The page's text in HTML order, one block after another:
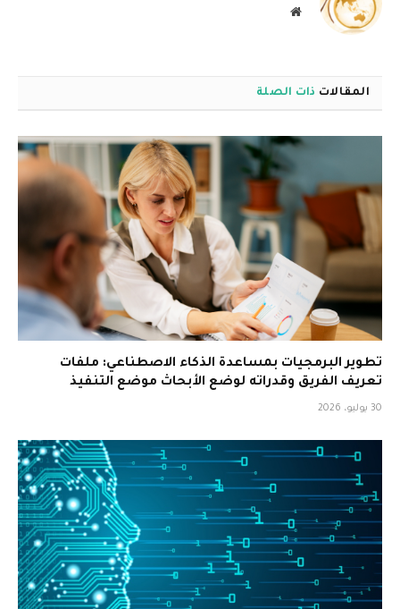
موقع
المقالات ذات الصلة
تطوير البرمجيات بمساعدة الذكاء الاصطناعي: ملفات
تعريف الفريق وقدراته لوضع الأبحاث موضع التنفيذ
30 يوليو، 2026